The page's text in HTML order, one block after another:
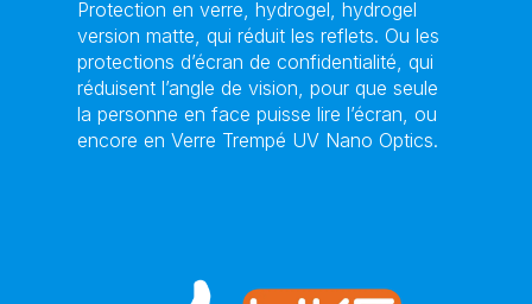
Protection en verre, hydrogel, hydrogel
version matte, qui réduit les reflets. Ou les
protections d’écran de confidentialité, qui
réduisent l’angle de vision, pour que seule
la personne en face puisse lire l’écran, ou
encore en Verre Trempé UV Nano Optics.